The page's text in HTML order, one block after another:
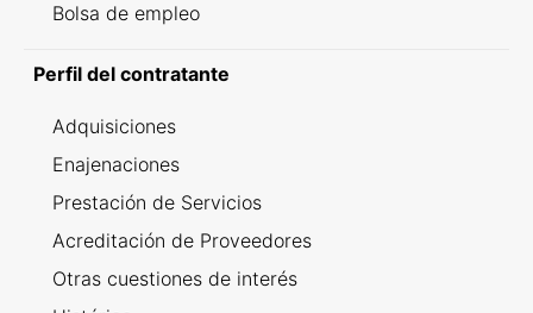
Bolsa de empleo
Perfil del contratante
Adquisiciones
Enajenaciones
Prestación de Servicios
Acreditación de Proveedores
Otras cuestiones de interés